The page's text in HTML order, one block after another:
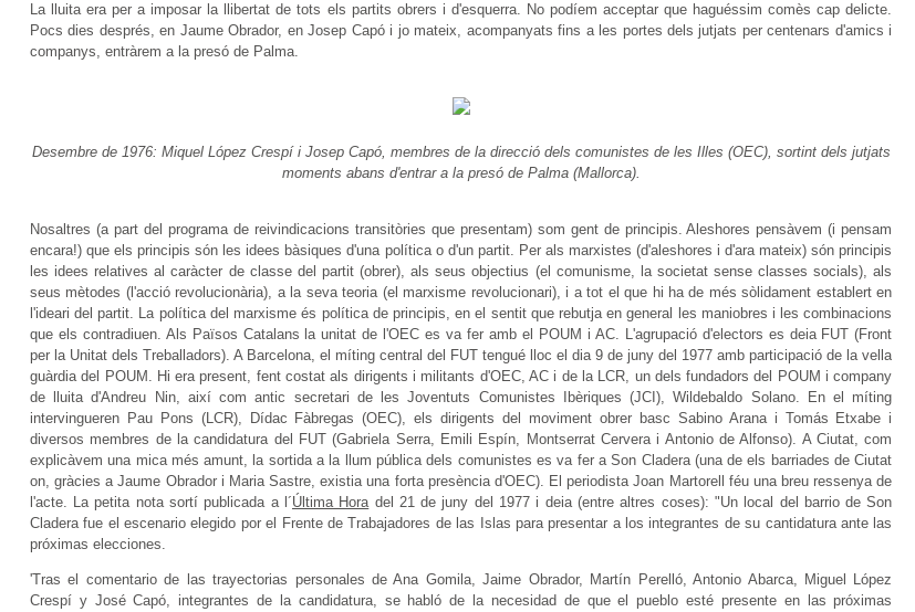
La lluita era per a imposar la llibertat de tots els partits obrers i d'esquerra. No podíem acceptar que haguéssim comès cap delicte.
Pocs dies després, en Jaume Obrador, en Josep Capó i jo mateix, acompanyats fins a les portes dels jutjats per centenars d'amics i
companys, entràrem a la presó de Palma.
Desembre de 1976: Miquel López Crespí i Josep Capó, membres de la direcció dels comunistes de les Illes (OEC), sortint dels jutjats
moments abans d'entrar a la presó de Palma (Mallorca).
Nosaltres (a part del programa de reivindicacions transitòries que presentam) som gent de principis. Aleshores pensàvem (i pensam
encara!) que els principis són les idees bàsiques d'una política o d'un partit. Per als marxistes (d'aleshores i d'ara mateix) són principis
les idees relatives al caràcter de classe del partit (obrer), als seus objectius (el comunisme, la societat sense classes socials), als
seus mètodes (l'acció revolucionària), a la seva teoria (el marxisme revolucionari), i a tot el que hi ha de més sòlidament establert en
l'ideari del partit. La política del marxisme és política de principis, en el sentit que rebutja en general les maniobres i les combinacions
que els contradiuen. Als Països Catalans la unitat de l'OEC es va fer amb el POUM i AC. L'agrupació d'electors es deia FUT (Front
per la Unitat dels Treballadors). A Barcelona, el míting central del FUT tengué lloc el dia 9 de juny del 1977 amb participació de la vella
guàrdia del POUM. Hi era present, fent costat als dirigents i militants d'OEC, AC i de la LCR, un dels fundadors del POUM i company
de lluita d'Andreu Nin, així com antic secretari de les Joventuts Comunistes Ibèriques (JCI), Wildebaldo Solano. En el míting
intervingueren Pau Pons (LCR), Dídac Fàbregas (OEC), els dirigents del moviment obrer basc Sabino Arana i Tomás Etxabe i
diversos membres de la candidatura del FUT (Gabriela Serra, Emili Espín, Montserrat Cervera i Antonio de Alfonso). A Ciutat, com
explicàvem una mica més amunt, la sortida a la llum pública dels comunistes es va fer a Son Cladera (una de els barriades de Ciutat
on, gràcies a Jaume Obrador i Maria Sastre, existia una forta presència d'OEC). El periodista Joan Martorell féu una breu ressenya de
l'acte. La petita nota sortí publicada a l´Última Horadel 21 de juny del 1977 i deia (entre altres coses): "Un local del barrio de Son
Cladera fue el escenario elegido por el Frente de Trabajadores de las Islas para presentar a los integrantes de su cantidatura ante las
próximas elecciones.
'Tras el comentario de las trayectorias personales de Ana Gomila, Jaime Obrador, Martín Perelló, Antonio Abarca, Miguel López
Crespí y José Capó, integrantes de la candidatura, se habló de la necesidad de que el pueblo esté presente en las próximas